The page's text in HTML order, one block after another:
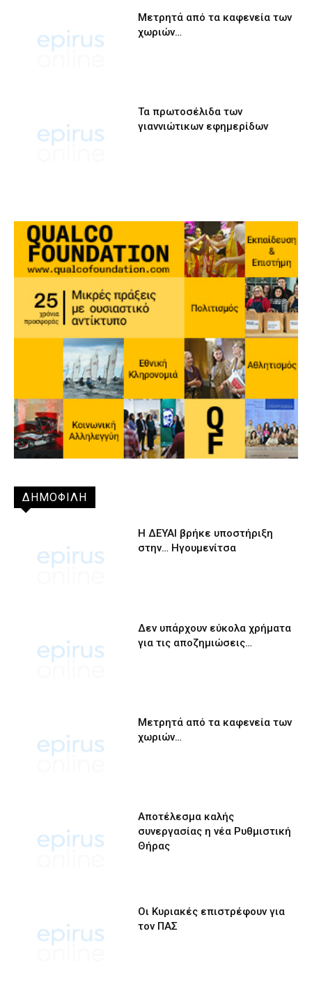
Μετρητά από τα καφενεία των
χωριών…
Τα πρωτοσέλιδα των
γιαννιώτικων εφημερίδων
ΔΗΜΟΦΙΛΗ
Η ΔΕΥΑΙ βρήκε υποστήριξη
στην… Ηγουμενίτσα
Δεν υπάρχουν εύκολα χρήματα
για τις αποζημιώσεις…
Μετρητά από τα καφενεία των
χωριών…
Αποτέλεσμα καλής
συνεργασίας η νέα Ρυθμιστική
Θήρας
Οι Κυριακές επιστρέφουν για
τον ΠΑΣ